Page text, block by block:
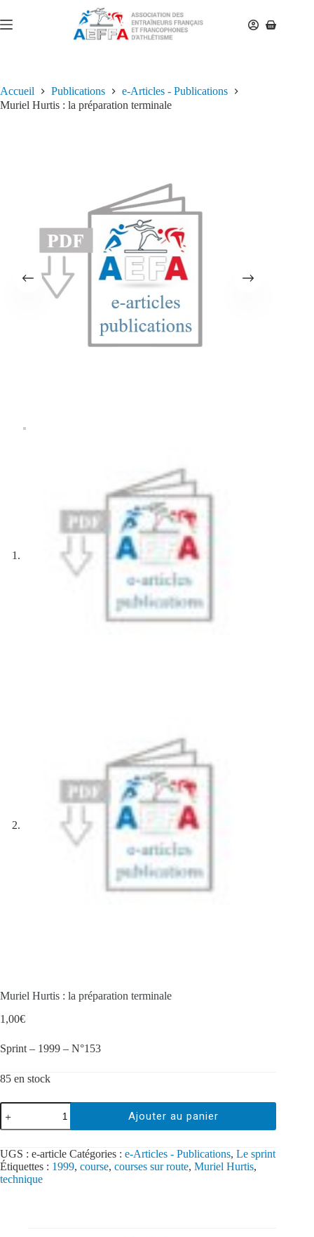
Accueil Publications
e-Articles - Publications
Muriel Hurtis : la préparation terminale
Muriel Hurtis : la préparation terminale
1,00€
Sprint – 1999 – N°153
85 en stock
Ajouter au panier
UGS : e-article Catégories : e-Articles - Publications, Le sprint
Étiquettes : 1999, course, courses sur route, Muriel Hurtis,
technique